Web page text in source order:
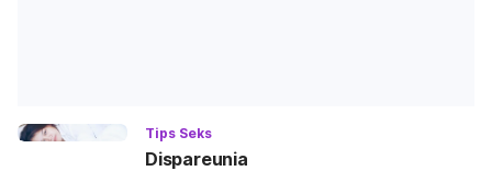
Tips Seks
Dispareunia